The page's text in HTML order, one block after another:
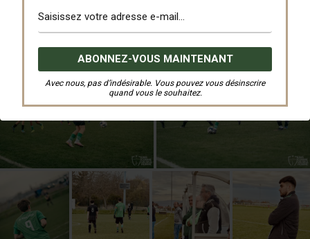
Avec nous, pas d’indésirable. Vous pouvez vous désinscrire
quand vous le souhaitez.